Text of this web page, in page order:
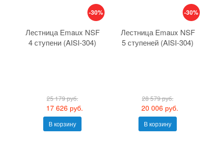
-30%
Лестница Emaux NSF
4 ступени (AISI-304)
25 179 руб.
17 626 руб.
В корзину
-30%
Лестница Emaux NSF
5 ступеней (AISI-304)
28 579 руб.
20 006 руб.
В корзину